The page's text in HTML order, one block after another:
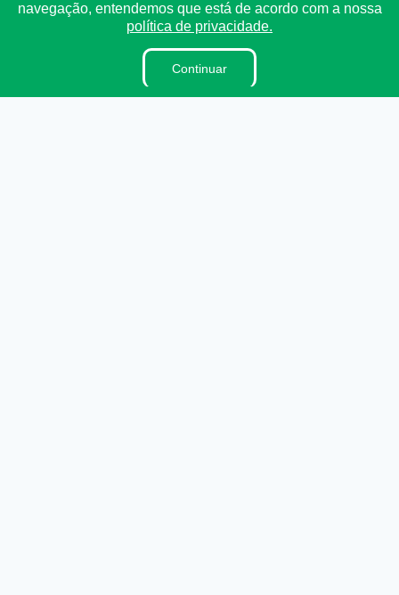
Convênio
navegação, entendemos que está de acordo com a nossa
política de privacidade.
Continuar